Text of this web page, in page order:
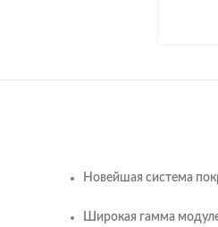
Новейшая система
Широкая гамма